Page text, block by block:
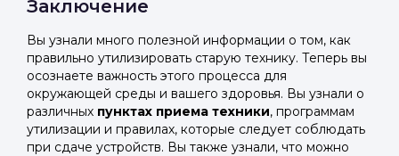
Заключение
Вы узнали много полезной информации о том, как
правильно утилизировать старую технику. Теперь вы
осознаете важность этого процесса для
окружающей среды и вашего здоровья. Вы узнали о
различных пунктах приема техники, программам
утилизации и правилах, которые следует соблюдать
при сдаче устройств. Вы также узнали, что можно